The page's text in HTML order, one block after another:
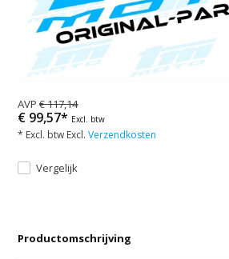
AVP€ 117,14
€ 99,57* Excl. btw
* Excl. btw Excl.Verzendkosten
Vergelijk
Productomschrijving